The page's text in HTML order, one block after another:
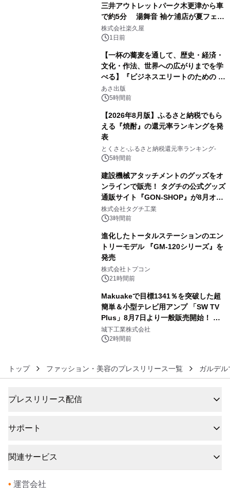
三井アウトレットパーク木更津から車
で約5分 湯舞音 袖ケ浦店が夏フェア
メニューを提供
株式会社楽久屋
1日前
【一杯の蕎麦を通して、歴史・経済・
文化・作法、世界への広がりまでを学
べる】『ビジネスエリートのための 教
養としての蕎麦』2026年8月25日
（火）発売
あさ出版
5時間前
【2026年8月版】ふるさと納税でもら
える『焼酎』の還元率ランキングを発
表
とくさと-ふるさと納税還元率ランキング-
5時間前
建設機械アタッチメントのグッズをオ
ンラインで販売！ タグチの公式グッズ
通販サイト『GON-SHOP』が8月オー
プン
株式会社タグチ工業
3時間前
進化したトータルステーションのエン
トリーモデル 『GM-120シリーズ』を
発売
株式会社トプコン
21時間前
Makuakeで目標1341％を突破した超
簡単＆小型テレビ用アンプ 「SW TV
Plus」8月7日より一般販売開始！ ケ
ーブル1本つなぐだけ、テレビの音が
ぐっと豊かに
城下工業株式会社
2時間前
トップ ファッション・美容のプレスリリース一覧 ガルデル
プレスリリース配信
サポート
関連サービス
• 運営会社